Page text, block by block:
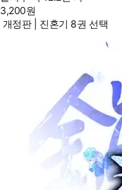
3,200원
개정판 | 진혼기 8권 선택